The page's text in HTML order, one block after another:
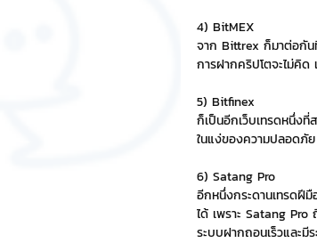
4) BitMEX
จาก Bittrex ก็มาต่อกัน
การฝากคริปโตจะไม่คิ
5) Bitfinex
ก็เป็นอีกเว็บเทรดหนึ่งที่
ในแง่ของความปลอดภัย
6) Satang Pro
อีกหนึ่งกระดานเทรดฝี
ได้ เพราะ Satang Pro
ระบบฝากถอนเร็วและ